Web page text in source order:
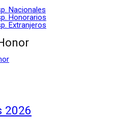
Nacionales
Honorarios
Extranjeros
2026